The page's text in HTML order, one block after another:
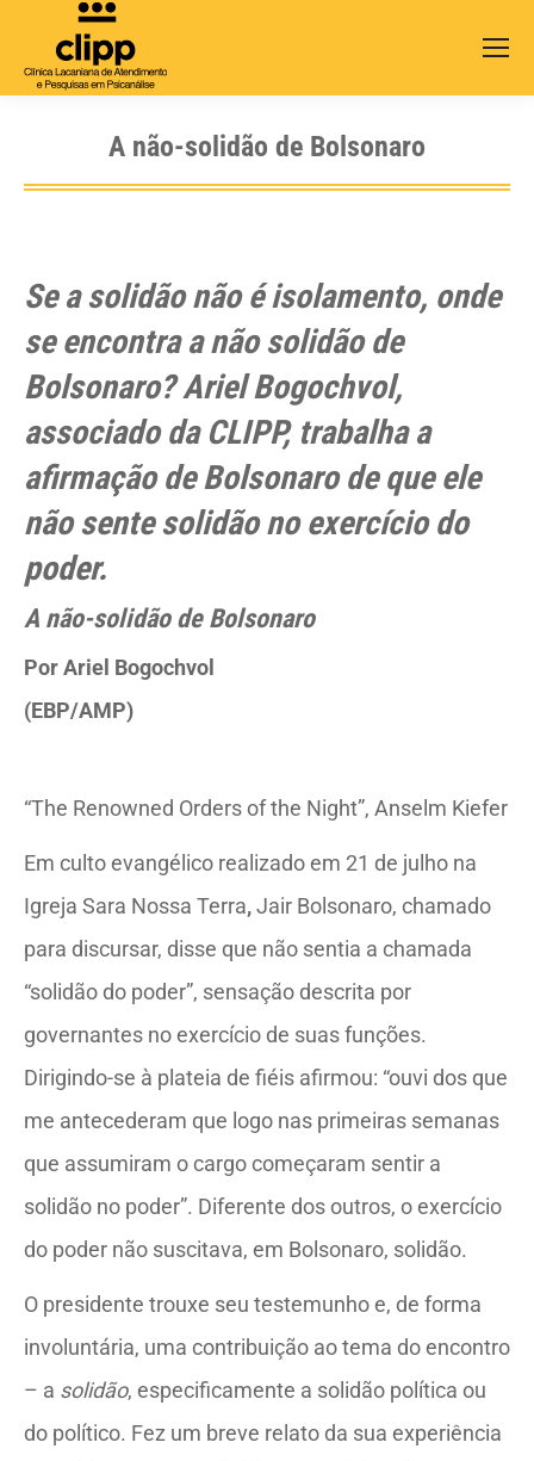
A não-solidão de Bolsonaro
Se a solidão não é isolamento, onde
se encontra a não solidão de
Bolsonaro? Ariel Bogochvol,
associado da CLIPP, trabalha a
afirmação de Bolsonaro de que ele
não sente solidão no exercício do
poder.
A não-solidão de Bolsonaro
Por Ariel Bogochvol
(EBP/AMP)
“The Renowned Orders of the Night”, Anselm Kiefer
Em culto evangélico realizado em 21 de julho na
Igreja Sara Nossa Terra,Jair Bolsonaro, chamado
para discursar, disse que não sentia a chamada
“solidão do poder”, sensação descrita por
governantes no exercício de suas funções.
Dirigindo-se à plateia de fiéis afirmou: “ouvi dos que
me antecederam que logo nas primeiras semanas
que assumiram o cargo começaram sentir a
solidão no poder”. Diferente dos outros, o exercício
do poder não suscitava, em Bolsonaro, solidão.
O presidente trouxe seu testemunho e, de forma
involuntária, uma contribuição ao tema do encontro
– a solidão, especificamente a solidão política ou
do político. Fez um breve relato da sua experiência